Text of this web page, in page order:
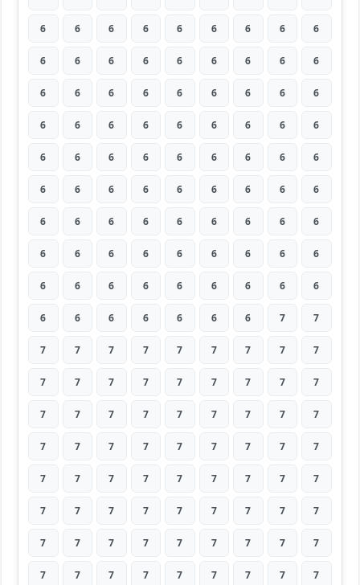
6 6 6 6 6 6 6 6 6
6 6 6 6 6 6 6 6 6
6 6 6 6 6 6 6 6 6
6 6 6 6 6 6 6 6 6
6 6 6 6 6 6 6 6 6
6 6 6 6 6 6 6 6 6
6 6 6 6 6 6 6 6 6
6 6 6 6 6 6 6 6 6
6 6 6 6 6 6 6 6 6
6 6 6 6 6 6 6 7 7
7 7 7 7 7 7 7 7 7
7 7 7 7 7 7 7 7 7
7 7 7 7 7 7 7 7 7
7 7 7 7 7 7 7 7 7
7 7 7 7 7 7 7 7 7
7 7 7 7 7 7 7 7 7
7 7 7 7 7 7 7 7 7
7 7 7 7 7 7 7 7 7